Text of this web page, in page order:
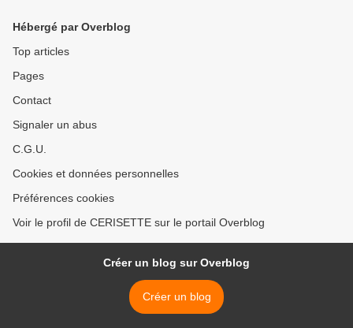
Hébergé par Overblog
Top articles
Pages
Contact
Signaler un abus
C.G.U.
Cookies et données personnelles
Préférences cookies
Voir le profil de CERISETTE sur le portail Overblog
Créer un blog sur Overblog
Créer un blog